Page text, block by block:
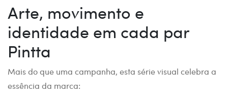
Arte, movimento e
identidade em cada par
Pintta
Mais do que uma campanha, esta série visual celebra a
essência da marca: